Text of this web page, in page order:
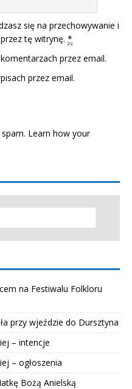
się na przechowywanie i
tę witrynę. *
przez email.
przez email.
Learn how your
na Festiwalu Folkloru
przy wjeździe do Dursztyna
– intencje
– ogłoszenia
Bożą Anielską